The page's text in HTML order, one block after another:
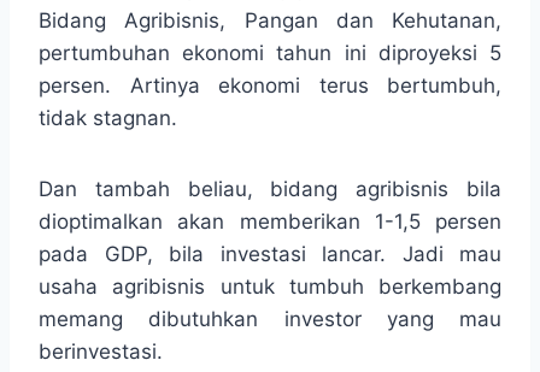
Bidang Agribisnis, Pangan dan Kehutanan,
pertumbuhan ekonomi tahun ini diproyeksi 5
persen. Artinya ekonomi terus bertumbuh,
tidak stagnan.
Dan tambah beliau, bidang agribisnis bila
dioptimalkan akan memberikan 1-1,5 persen
pada GDP, bila investasi lancar. Jadi mau
usaha agribisnis untuk tumbuh berkembang
memang dibutuhkan investor yang mau
berinvestasi.